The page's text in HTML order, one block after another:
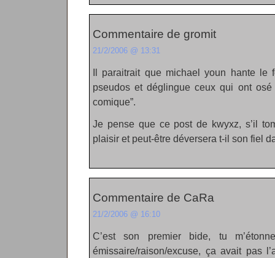
Commentaire de gromit
21/2/2006 @ 13:31
Il paraitrait que michael youn hante le
pseudos et déglingue ceux qui ont osé
comique”.
Je pense que ce post de kwyxz, s’il
plaisir et peut-être déversera t-il son fiel
Commentaire de CaRa
21/2/2006 @ 16:10
C’est son premier bide, tu
émissaire/raison/excuse, ça avait pas